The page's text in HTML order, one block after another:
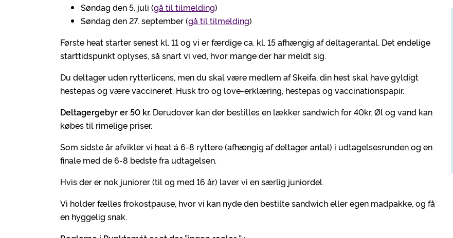
Søndag den 5. juli (gå til tilmelding)
Søndag den 27. september (gå til tilmelding)
Første heat starter senest kl. 11 og vi er færdige ca. kl. 15 afhængig af deltagerantal. Det endelige
starttidspunkt oplyses, så snart vi ved, hvor mange der har meldt sig.
Du deltager uden rytterlicens, men du skal være medlem af Skeifa, din hest skal have gyldigt
hestepas og være vaccineret. Husk tro og love-erklæring, hestepas og vaccinationspapir.
Deltagergebyr er 50 kr. Derudover kan der bestilles en lækker sandwich for 40kr. Øl og vand kan
købes til rimelige priser.
Som sidste år afvikler vi heat á 6-8 ryttere (afhængig af deltager antal) i udtagelsesrunden og en
finale med de 6-8 bedste fra udtagelsen.
Hvis der er nok juniorer (til og med 16 år) laver vi en særlig juniordel.
Vi holder fælles frokostpause, hvor vi kan nyde den bestilte sandwich eller egen madpakke, og få
en hyggelig snak.